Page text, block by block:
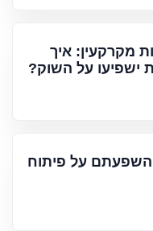
מקרקעין: איך
ישפיעו על השוק?
על פיתוח